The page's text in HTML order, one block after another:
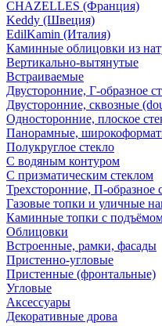
CHAZELLES (Франция)
Keddy (Швеция)
EdilKamin (Италия)
Каминные облицовки из
Вертикально-вытянутые
Встраиваемые
Двусторонние, Г-образное
Двусторонние, сквозные
Односторонние, плоское
Панорамные,
Полукруглое стекло
С водяным контуром
С призматическим стеклом
Трехсторонние, П-образное
Газовые топки и уличные
Каминные топки с
Облицовки
Встроенные, рамки, фасады
Пристенно-угловые
Пристенные (фронтальные)
Угловые
Аксессуары
Декоративные дрова